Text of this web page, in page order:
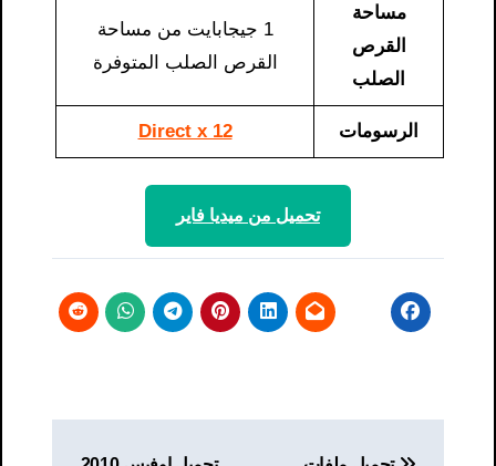
مساحة
القرص
الصلب
1 جيجابايت من مساحة
القرص الصلب المتوفرة
الرسومات Direct x 12
تحميل من ميديا ​​فاير